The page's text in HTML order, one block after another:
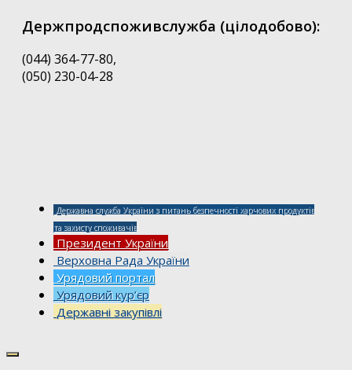
Держпродспоживслужба (цілодобово):
(044) 364-77-80,
(050) 230-04-28
Державна служба України з питань безпечності харчових продуктів
та захисту споживачів
Президент України
Верховна Рада України
Урядовий портал
Урядовий кур’єр
Державні закупівлі